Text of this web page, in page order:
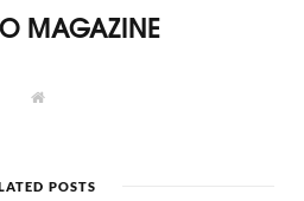
MAGAZINE
W
ePOSTS